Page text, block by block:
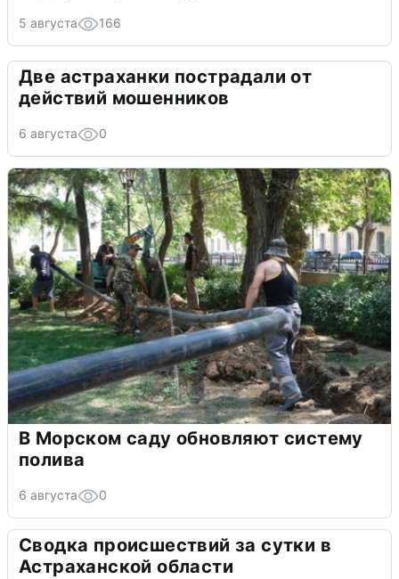
5 августа 166
Две астраханки пострадали от
действий мошенников
6 августа 0
В Морском саду обновляют систему
полива
6 августа 0
Сводка происшествий за сутки в
Астраханской области